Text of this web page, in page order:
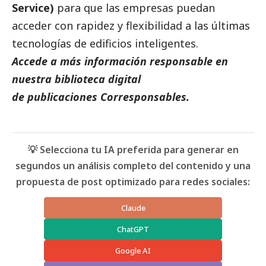
Service) para que las empresas puedan
acceder con rapidez y flexibilidad a las últimas
tecnologías de edificios inteligentes.
Accede a más información responsable en
nuestra biblioteca digital
de publicaciones Corresponsables.
💡 Selecciona tu IA preferida para generar en
segundos un análisis completo del contenido y una
propuesta de post optimizado para redes sociales:
Claude
ChatGPT
Google AI